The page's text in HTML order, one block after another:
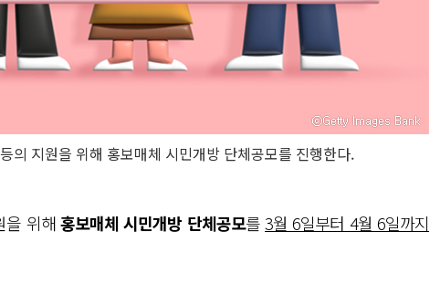
의 지원을 위해 홍보매체 시민개방 단체공모를 진행한다.
을 위해홍보매체 시민개방 단체공모를3월 6일부터 4월 6일까지